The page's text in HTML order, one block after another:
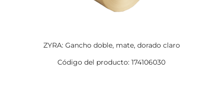
ZYRA: Gancho doble, mate, dorado claro
Código del producto: 174106030